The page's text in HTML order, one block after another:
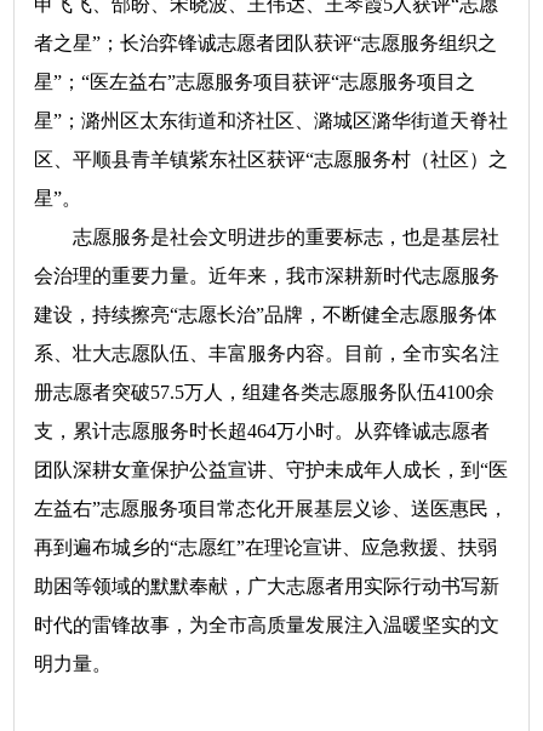
申飞飞、郜盼、宋晓波、王伟达、王琴霞5人获评“志愿
者之星”；长治弈锋诚志愿者团队获评“志愿服务组织之
星”；“医左益右”志愿服务项目获评“志愿服务项目之
星”；潞州区太东街道和济社区、潞城区潞华街道天脊社
区、平顺县青羊镇紫东社区获评“志愿服务村（社区）之
星”。
志愿服务是社会文明进步的重要标志，也是基层社
会治理的重要力量。近年来，我市深耕新时代志愿服务
建设，持续擦亮“志愿长治”品牌，不断健全志愿服务体
系、壮大志愿队伍、丰富服务内容。目前，全市实名注
册志愿者突破57.5万人，组建各类志愿服务队伍4100余
支，累计志愿服务时长超464万小时。从弈锋诚志愿者
团队深耕女童保护公益宣讲、守护未成年人成长，到“医
左益右”志愿服务项目常态化开展基层义诊、送医惠民，
再到遍布城乡的“志愿红”在理论宣讲、应急救援、扶弱
助困等领域的默默奉献，广大志愿者用实际行动书写新
时代的雷锋故事，为全市高质量发展注入温暖坚实的文
明力量。